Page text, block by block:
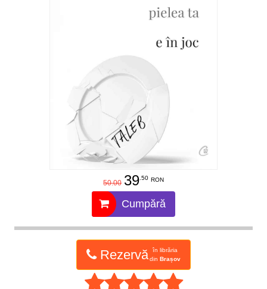
50.00 39.50 RON
Cumpără
Rezervă
în librăria
din Brașov